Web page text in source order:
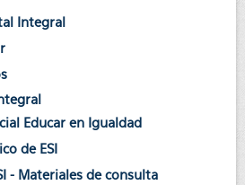
Integral
Educar en Igualdad
de ESI
- Materiales de consulta